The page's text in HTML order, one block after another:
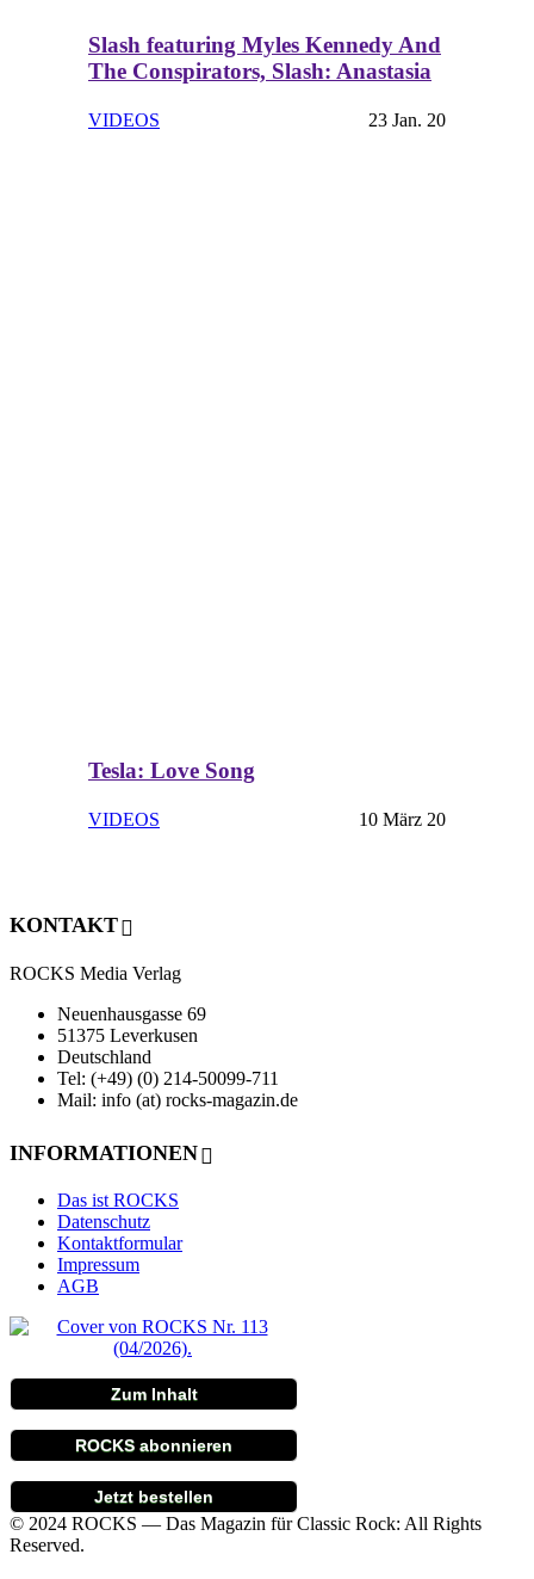
Slash featuring Myles Kennedy And
The Conspirators, Slash: Anastasia
VIDEOS 23 Jan. 20
Tesla: Love Song
VIDEOS 10 März 20
KONTAKT
ROCKS Media Verlag
Neuenhausgasse 69
51375 Leverkusen
Deutschland
Tel: (+49) (0) 214-50099-711
Mail: info (at) rocks-magazin.de
INFORMATIONEN
Das ist ROCKS
Datenschutz
Kontaktformular
Impressum
AGB
Zum Inhalt
ROCKS abonnieren
Jetzt bestellen
© 2024 ROCKS — Das Magazin für Classic Rock: All Rights
Reserved.